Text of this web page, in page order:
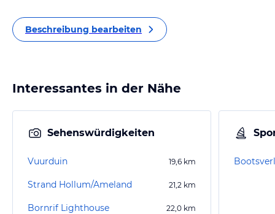
Beschreibung bearbeiten
Interessantes in der Nähe
Sehenswürdigkeiten
Vuurduin 19,6 km
Strand Hollum/Ameland 21,2 km
Bornrif Lighthouse 22,0 km